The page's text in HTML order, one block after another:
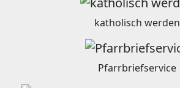
katholisch werden
Pfarrbriefservice